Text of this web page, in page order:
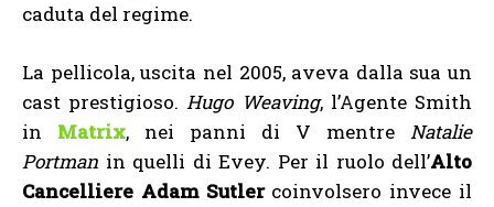
caduta del regime.
La pellicola, uscita nel 2005, aveva dalla sua un
cast prestigioso.Hugo Weaving, l’Agente Smith
in Matrix, nei panni di V mentre Natalie
Portman in quelli di Evey. Per il ruolo dell’Alto
Cancelliere Adam Sutlercoinvolsero invece il